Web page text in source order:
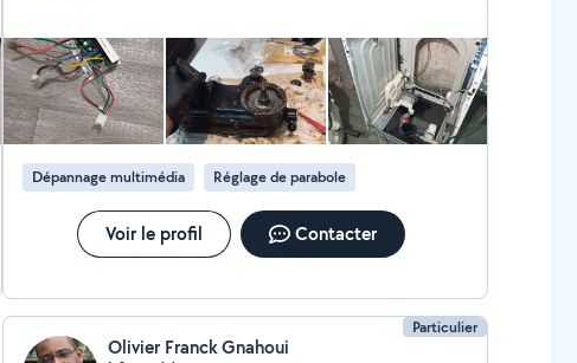
Dépannage multimédia Réglage de parabole
Voir le profil Contacter
Particulier
Olivier Franck Gnahoui